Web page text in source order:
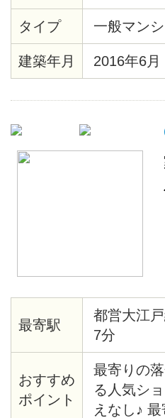
ボックス
ーインタ
タイプ 一般マン
建築年月 2016年6
最寄駅
都営大江
7分
おすすめ
ポイント
最寄りの
る人気シ
えなし♪